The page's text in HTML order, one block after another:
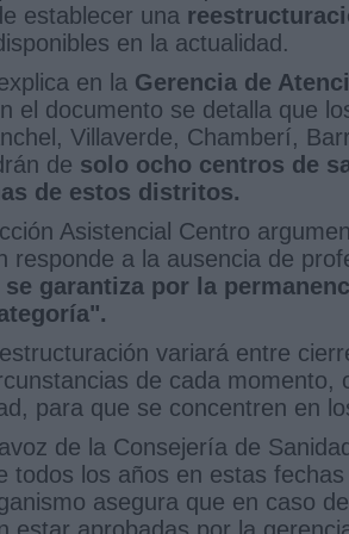
establecer una
en la actualidad.
en la Gerencia de
el documento se detalla que
Villaverde, Chamberí,
de solo ocho centros de
de estos distritos.
Asistencial Centro
responde a la ausencia de
se garantiza por la
variará entre
de cada momento,
para que se concentren en
de la Consejería de
todos los años en estas
asegura que en caso
estar aprobadas por la